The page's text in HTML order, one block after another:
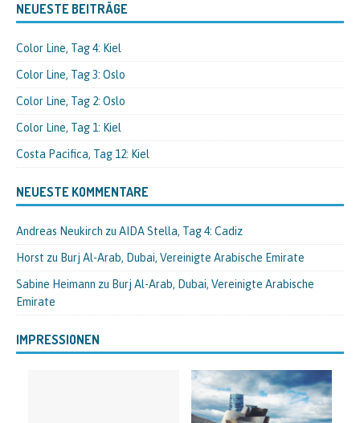
NEUESTE BEITRÄGE
Color Line, Tag 4: Kiel
Color Line, Tag 3: Oslo
Color Line, Tag 2: Oslo
Color Line, Tag 1: Kiel
Costa Pacifica, Tag 12: Kiel
NEUESTE KOMMENTARE
Andreas Neukirch zu AIDA Stella, Tag 4: Cadiz
Horst zu Burj Al-Arab, Dubai, Vereinigte Arabische Emirate
Sabine Heimann zu Burj Al-Arab, Dubai, Vereinigte Arabische
Emirate
IMPRESSIONEN